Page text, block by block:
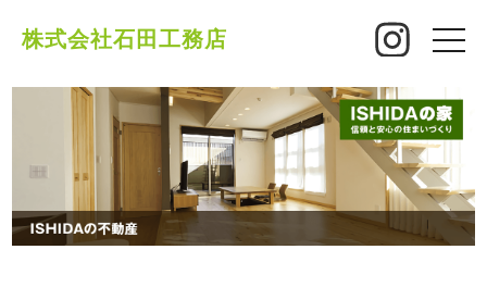
株式会社石田工務店
toggle